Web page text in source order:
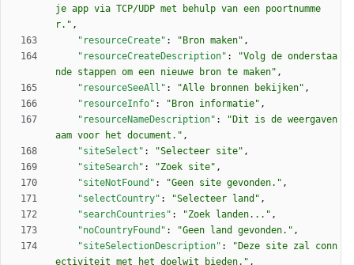
je app via TCP/UDP met behulp van een poortnumme
r." ,
"resourceCreate" : "Bron maken" ,
"resourceCreateDescription" :
"Volg de onderstaa
nde stappen om een nieuwe bron te maken" ,
"resourceSeeAll" : "Alle bronnen bekijken" ,
"resourceInfo" : "Bron informatie" ,
"resourceNameDescription" :
"Dit is de weergaven
aam voor het document." ,
"siteSelect" : "Selecteer site" ,
"siteSearch" : "Zoek site" ,
"siteNotFound" : "Geen site gevonden." ,
"selectCountry" : "Selecteer land" ,
"searchCountries" : "Zoek landen..." ,
"noCountryFound" : "Geen land gevonden." ,
"siteSelectionDescription" :
"Deze site zal conn
ectiviteit met het doelwit bieden." ,